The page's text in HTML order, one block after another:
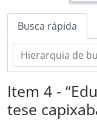
Busca rápida
Item 4 -
tese